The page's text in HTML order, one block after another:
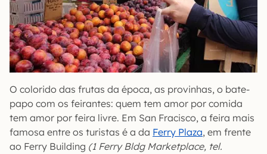
O colorido das frutas da época, as provinhas, o bate-
papo com os feirantes: quem tem amor por comida
tem amor por feira livre. Em San Fracisco, a feira mais
famosa entre os turistas é a da Ferry Plaza, em frente
ao Ferry Building (1 Ferry Bldg Marketplace, tel.